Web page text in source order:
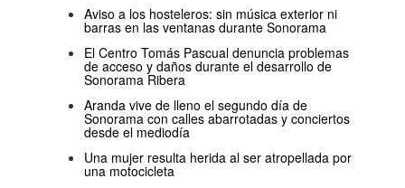
Aviso a los hosteleros: sin música exterior ni
barras en las ventanas durante Sonorama
El Centro Tomás Pascual denuncia problemas
de acceso y daños durante el desarrollo de
Sonorama Ribera
Aranda vive de lleno el segundo día de
Sonorama con calles abarrotadas y conciertos
desde el mediodía
Una mujer resulta herida al ser atropellada por
una motocicleta